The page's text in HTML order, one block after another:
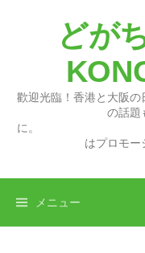
どが
歡迎光臨！香港と大阪
の話題
に。
はプロモー
メニュー